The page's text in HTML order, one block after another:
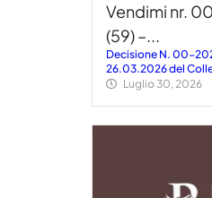
Vendimi nr.
(59) –...
Decisione N. 00-
26.03.2026 del
Luglio 30, 2026